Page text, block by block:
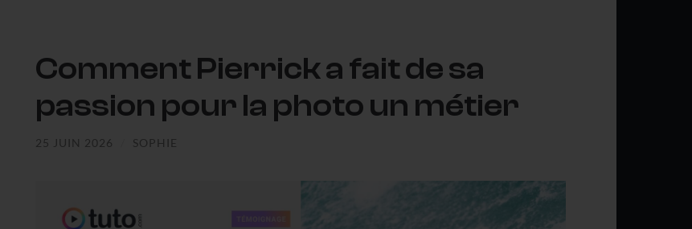
Comment Pierrick a fait de sa
passion pour la photo un métier
25 JUIN 2026 SOPHIE